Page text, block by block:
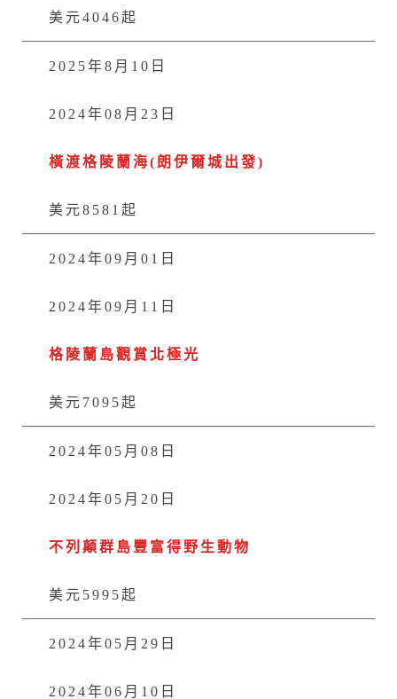
美元4046起
2025年8月10日
2024年08月23日
橫渡格陵蘭海(朗伊爾城出發)
美元8581起
2024年09月01日
2024年09月11日
格陵蘭島觀賞北極光
美元7095起
2024年05月08日
2024年05月20日
不列顛群島豐富得野生動物
美元5995起
2024年05月29日
2024年06月10日